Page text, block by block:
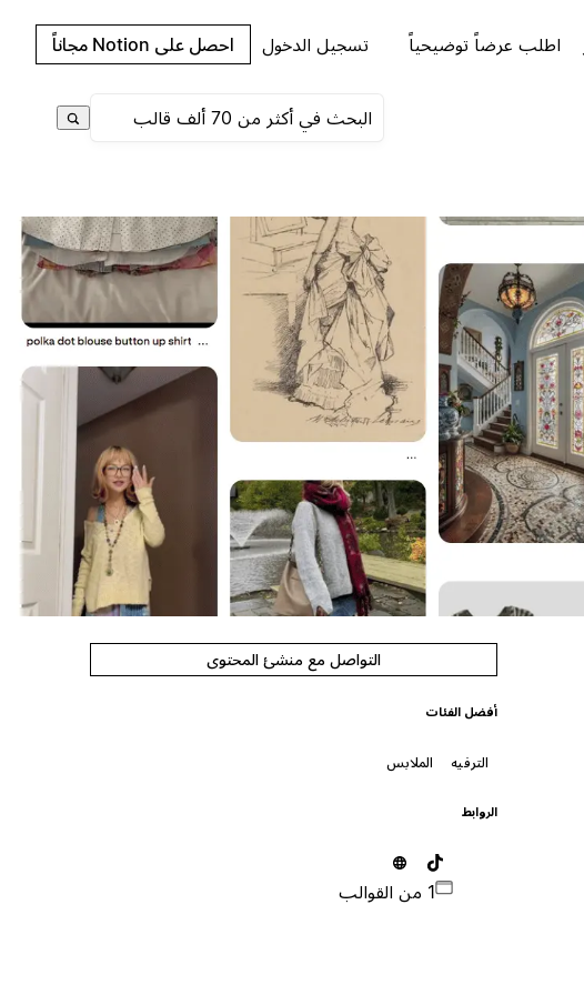
اطلب عرضاً توضيحياً تسجيل الدخول احصل على Notion مجاناً
التواصل مع منشئ المحتوى
أفضل الفئات
الترفيه الملابس
الروابط
1 من القوالب